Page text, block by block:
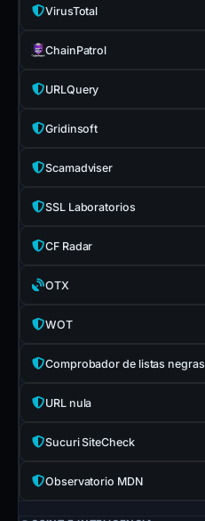
VirusTotal
ChainPatrol
URLQuery
Gridinsoft
Scamadviser
SSL Laboratorios
CF Radar
OTX
WOT
Comprobador de listas negras
URL nula
Sucuri SiteCheck
Observatorio MDN